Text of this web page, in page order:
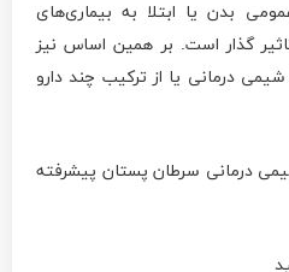
بدن یا ابتلا به بیماری‌های
گذار است. بر همین اساس نیز
درمانی یا از ترکیب چند دارو
شیمی درمانی سرطان پستان پیشرفته